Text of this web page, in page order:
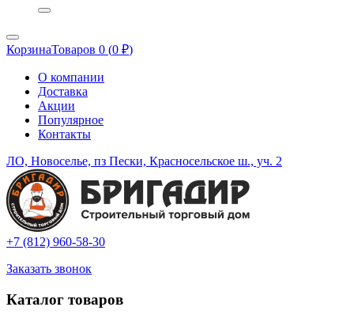
КорзинаТоваров 0 (0 ₽)
О компании
Доставка
Акции
Популярное
Контакты
ЛО, Новоселье, пз Пески, Красносельское ш., уч. 2
+7 (812) 960-58-30
Заказать звонок
Каталог товаров